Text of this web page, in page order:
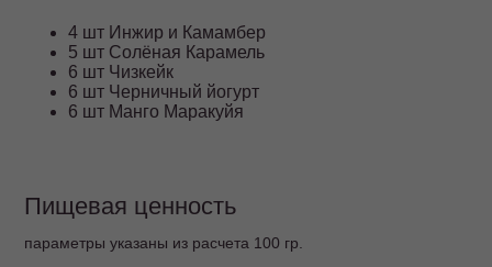
4 шт Инжир и Камамбер
5 шт Солёная Карамель
6 шт Чизкейк
6 шт Черничный йогурт
6 шт Манго Маракуйя
Пищевая ценность
параметры указаны из расчета 100 гр.